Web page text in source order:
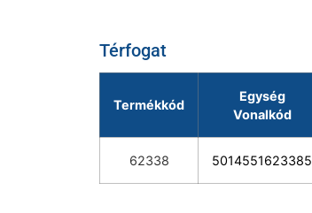
Térfogat
Termékkód
Egység
Vonalkód
62338 5014551623385